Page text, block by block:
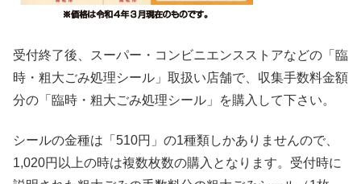
受付終了後、スーパー・コンビニエンスストアなどの「臨
時・粗大ごみ処理シール」取扱い店舗で、収集手数料金額
分の「臨時・粗大ごみ処理シール」を購入して下さい。
シールの金種は「510円」の1種類しかありませんので、
1,020円以上の時は複数枚数の購入となります。受付時に